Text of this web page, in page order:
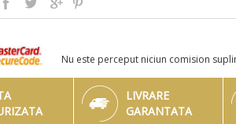
Nu este perceput niciun comision
LIVRARE
GARANTATA